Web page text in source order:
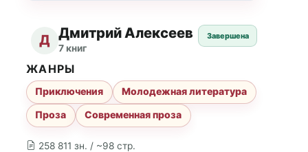
Д Дмитрий Алексеев
7 книг
Завершена
258 811 зн. / ~98 стр.
ЖАНРЫ
Приключения
Молодежная литература
Проза
Современная проза